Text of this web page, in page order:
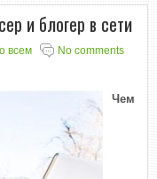
и блогер в сети
всем No comments
Чем